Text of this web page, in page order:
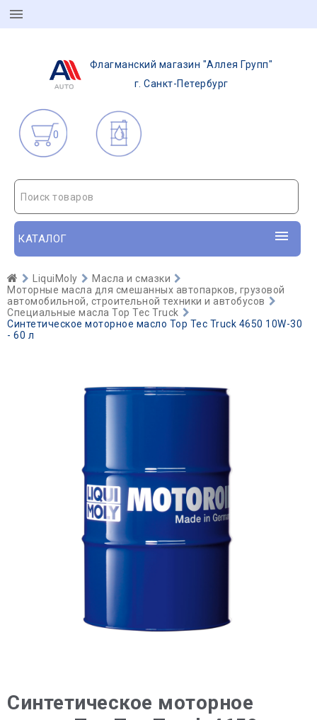
Флагманский магазин "Аллея Групп"
г. Санкт-Петербург
0
Поиск товаров
КАТАЛОГ
LiquiMoly
Масла и смазки
Моторные масла для смешанных автопарков, грузовой
автомобильной, строительной техники и автобусов
Специальные масла Top Tec Truck
Синтетическое моторное масло Top Tec Truck 4650 10W-30
- 60 л
Синтетическое моторное